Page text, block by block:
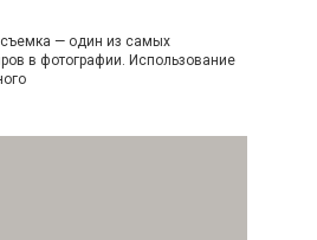
— один из самых
в фотографии. Использование